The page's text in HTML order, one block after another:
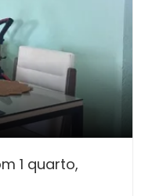
1 quarto,